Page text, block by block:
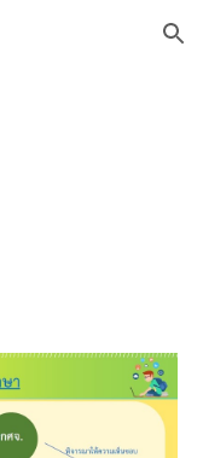
Skip to navigation